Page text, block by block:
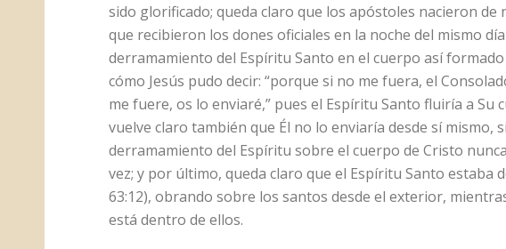
sido glorificado; queda claro que los apóstoles nacieron
que recibieron los dones oficiales en la noche del mismo
derramamiento del Espíritu Santo en el cuerpo así
cómo Jesús pudo decir: “porque si no me fuera, el
me fuere, os lo enviaré,” pues el Espíritu Santo fluiría a Su
vuelve claro también que Él no lo enviaría desde sí mismo,
derramamiento del Espíritu sobre el cuerpo de Cristo
vez; y por último, queda claro que el Espíritu Santo estaba
63:12), obrando sobre los santos desde el exterior,
está dentro de ellos.